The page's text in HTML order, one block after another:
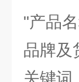
"产品
品牌及
关键词